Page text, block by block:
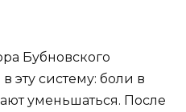
Бубновского
эту систему: боли в
уменьшаться. После